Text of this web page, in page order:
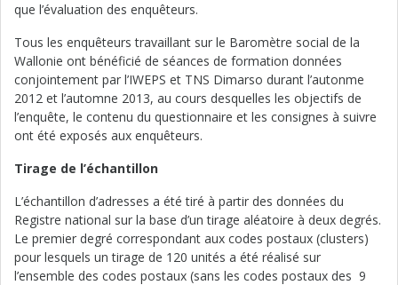
que l’évaluation des enquêteurs.
Tous les enquêteurs travaillant sur le Baromètre social de la
Wallonie ont bénéficié de séances de formation données
conjointement par l’IWEPS et TNS Dimarso durant l’autonme
2012 et l’automne 2013, au cours desquelles les objectifs de
l’enquête, le contenu du questionnaire et les consignes à suivre
ont été exposés aux enquêteurs.
Tirage de l’échantillon
L’échantillon d’adresses a été tiré à partir des données du
Registre national sur la base d’un tirage aléatoire à deux degrés.
Le premier degré correspondant aux codes postaux (clusters)
pour lesquels un tirage de 120 unités a été réalisé sur
l’ensemble des codes postaux (sans les codes postaux des 9